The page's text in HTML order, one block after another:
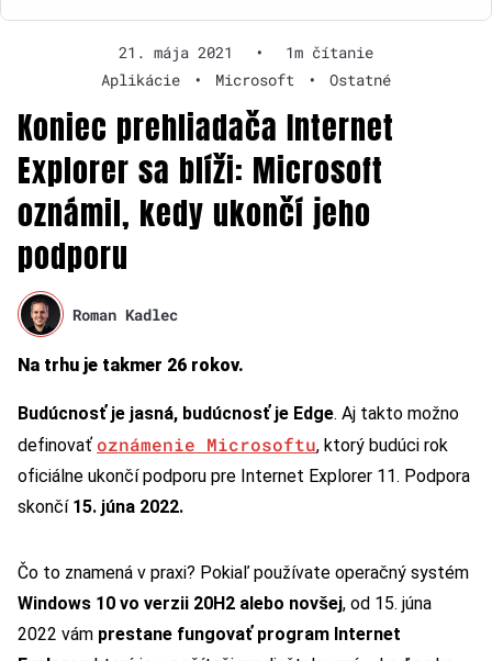
21. mája 2021 •
1m čítanie
Aplikácie
• Microsoft • Ostatné
Koniec prehliadača Internet
Explorer sa blíži: Microsoft
oznámil, kedy ukončí jeho
podporu
Roman Kadlec
Na trhu je takmer 26 rokov.
Budúcnosť je jasná, budúcnosť je Edge. Aj takto možno
definovať oznámenie Microsoftu, ktorý budúci rok
oficiálne ukončí podporu pre Internet Explorer 11. Podpora
skončí 15. júna 2022.
Čo to znamená v praxi? Pokiaľ používate operačný systém
Windows 10 vo verzii 20H2 alebo novšej, od 15. júna
2022 vám prestane fungovať program Internet